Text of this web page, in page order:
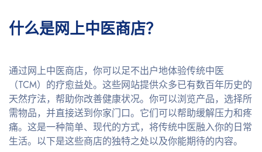
什么是网上中医商店？
通过网上中医商店，你可以足不出户地体验传统中医
（TCM）的疗愈益处。这些网站提供众多已有数百年历史的
天然疗法，帮助你改善健康状况。你可以浏览产品，选择所
需物品，并直接送到你家门口。它们可以帮助缓解压力和疼
痛。这是一种简单、现代的方式，将传统中医融入你的日常
生活。以下是这些商店的独特之处以及你能期待的内容。